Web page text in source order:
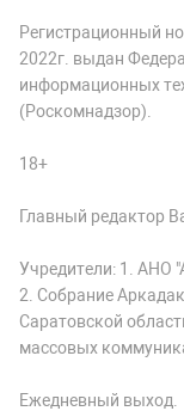
Регистрационный
2022г. выдан
информационных
(Роскомнадзор).
18+
Главный редактор
Учредители: 1. АНО
2. Собрание
Саратовской
массовых
Ежедневный выход.